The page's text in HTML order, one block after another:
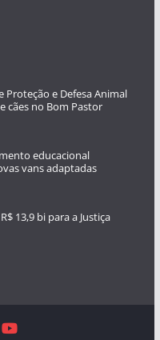
Proteção e Defesa Animal
cães no Bom Pastor
educacional
vans adaptadas
13,9 bi para a Justiça